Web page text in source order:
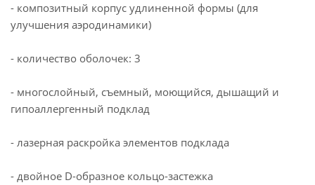
- композитный корпус удлиненной формы (для
улучшения аэродинамики)
- количество оболочек: 3
- многослойный, съемный, моющийся, дышащий и
гипоаллергенный подклад
- лазерная раскройка элементов подклада
- двойное D-образное кольцо-застежка